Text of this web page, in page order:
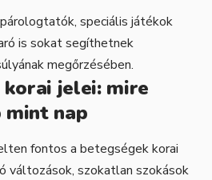
speciális játékok
is sokat segíthetnek
megőrzésében.
jelei: mire
nap
fontos a betegségek korai
változások, szokatlan szokások